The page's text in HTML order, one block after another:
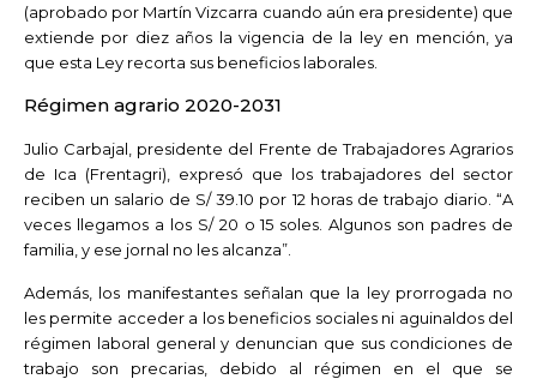
(aprobado por Martín Vizcarra cuando aún era presidente) que
extiende por diez años la vigencia de la ley en mención, ya
que esta Ley recorta sus beneficios laborales.
Régimen agrario 2020-2031
Julio Carbajal, presidente del Frente de Trabajadores Agrarios
de Ica (Frentagri), expresó que los trabajadores del sector
reciben un salario de S/ 39.10 por 12 horas de trabajo diario. “A
veces llegamos a los S/ 20 o 15 soles. Algunos son padres de
familia, y ese jornal no les alcanza”.
Además, los manifestantes señalan que la ley prorrogada no
les permite acceder a los beneficios sociales ni aguinaldos del
régimen laboral general y denuncian que sus condiciones de
trabajo son precarias, debido al régimen en el que se